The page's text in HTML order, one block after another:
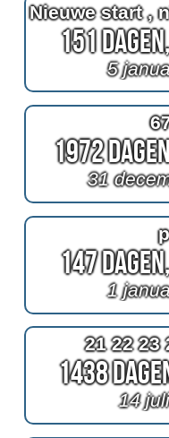
151
5
1972
31
147
1
21 22 23
1438
14